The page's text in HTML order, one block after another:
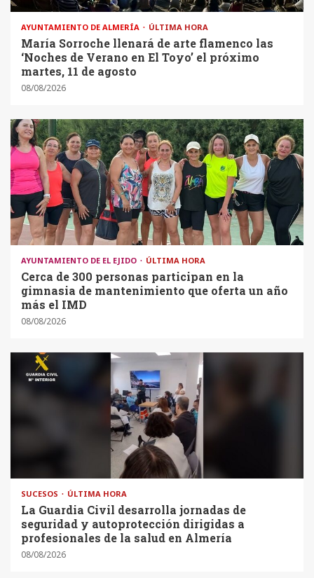
AYUNTAMIENTO DE ALMERÍA ÚLTIMA HORA
María Sorroche llenará de arte flamenco las
‘Noches de Verano en El Toyo’ el próximo
martes, 11 de agosto
08/08/2026
AYUNTAMIENTO DE EL EJIDO ÚLTIMA HORA
Cerca de 300 personas participan en la
gimnasia de mantenimiento que oferta un año
más el IMD
08/08/2026
SUCESOS ÚLTIMA HORA
La Guardia Civil desarrolla jornadas de
seguridad y autoprotección dirigidas a
profesionales de la salud en Almería
08/08/2026